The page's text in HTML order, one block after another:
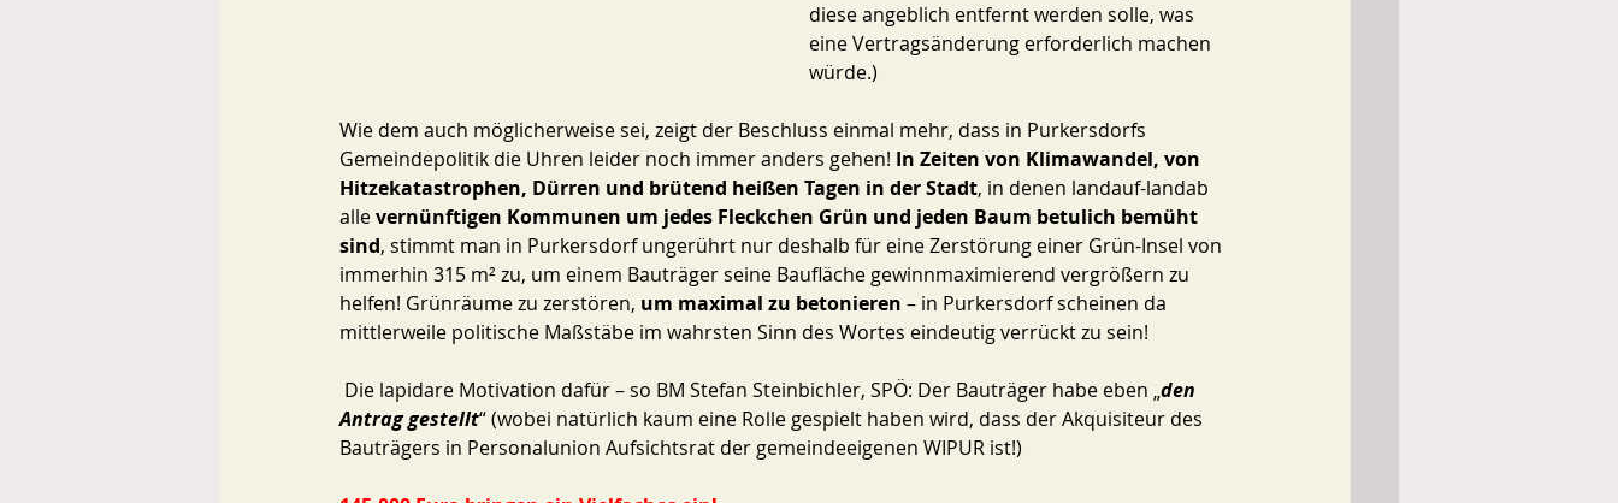
diese angeblich entfernt werden solle, was
eine Vertragsänderung erforderlich machen
würde.)
Wie dem auch möglicherweise sei, zeigt der Beschluss einmal mehr, dass in Purkersdorfs
Gemeindepolitik die Uhren leider noch immer anders gehen! In Zeiten von Klimawandel, von
Hitzekatastrophen, Dürren und brütend heißen Tagen in der Stadt, in denen landauf-landab
alle vernünftigen Kommunen um jedes Fleckchen Grün und jeden Baum betulich bemüht
sind, stimmt man in Purkersdorf ungerührt nur deshalb für eine Zerstörung einer Grün-Insel von
immerhin 315 m² zu, um einem Bauträger seine Baufläche gewinnmaximierend vergrößern zu
helfen! Grünräume zu zerstören, um maximal zu betonieren – in Purkersdorf scheinen da
mittlerweile politische Maßstäbe im wahrsten Sinn des Wortes eindeutig verrückt zu sein!
Die lapidare Motivation dafür – so BM Stefan Steinbichler, SPÖ: Der Bauträger habe eben „den
Antrag gestellt“ (wobei natürlich kaum eine Rolle gespielt haben wird, dass der Akquisiteur des
Bauträgers in Personalunion Aufsichtsrat der gemeindeeigenen WIPUR ist!)